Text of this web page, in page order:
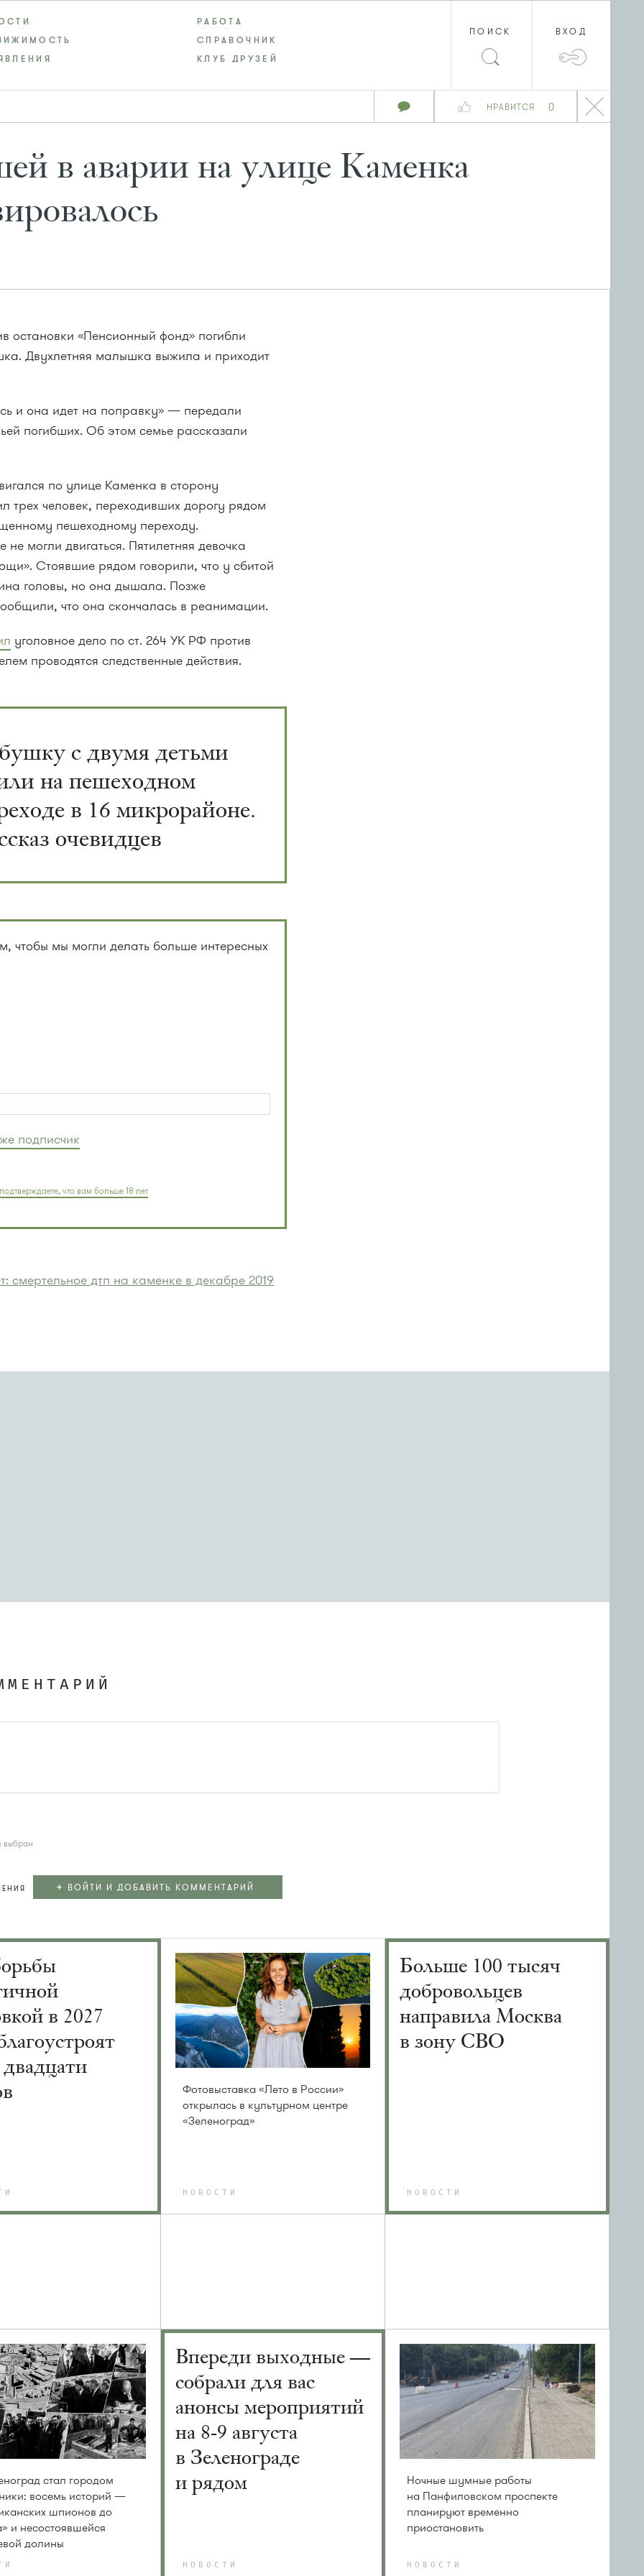
НРАВИТСЯ 0
РАБОТА
СПРАВОЧНИК
КЛУБ ДРУЗЕЙ
ПОИСК ВХОД
в аварии на улице Каменка
остановки «Пенсионный фонд» погибли
Двухлетняя малышка выжила и приходит
и она идет на поправку» — передали
погибших. Об этом семье рассказали
по улице Каменка в сторону
трех человек, переходивших дорогу рядом
пешеходному переходу.
могли двигаться. Пятилетняя девочка
Стоявшие рядом говорили, что у сбитой
головы, но она дышала. Позже
что она скончалась в реанимации.
уголовное дело по ст. 264 УК РФ против
проводятся следственные действия.
с двумя детьми
на пешеходном
в 16 микрорайоне.
очевидцев
чтобы мы могли делать больше интересных
подписчик
что вам больше 18 лет
смертельное дтп на каменке в декабре 2019
выбран
+ ВОЙТИ И ДОБАВИТЬ КОММЕНТАРИЙ
в 2027
двадцати
Фотовыставка «Лето в России»
открылась в культурном центре
«Зеленоград»
НОВОСТИ
Больше 100 тысяч
добровольцев
направила Москва
в зону СВО
НОВОСТИ
стал городом
восемь историй —
шпионов до
и несостоявшейся
долины
Впереди выходные —
собрали для вас
анонсы мероприятий
на 8-9 августа
в Зеленограде
и рядом
НОВОСТИ
Ночные шумные работы
на Панфиловском проспекте
планируют временно
приостановить
НОВОСТИ